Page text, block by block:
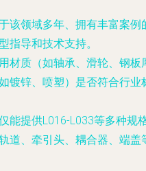
该领域多年、拥有丰富案例
指导和技术支持。
材质（如轴承、滑轮、钢板
镀锌、喷塑）是否符合行业
能提供L016-L033等多种规
道、牵引头、耦合器、端盖